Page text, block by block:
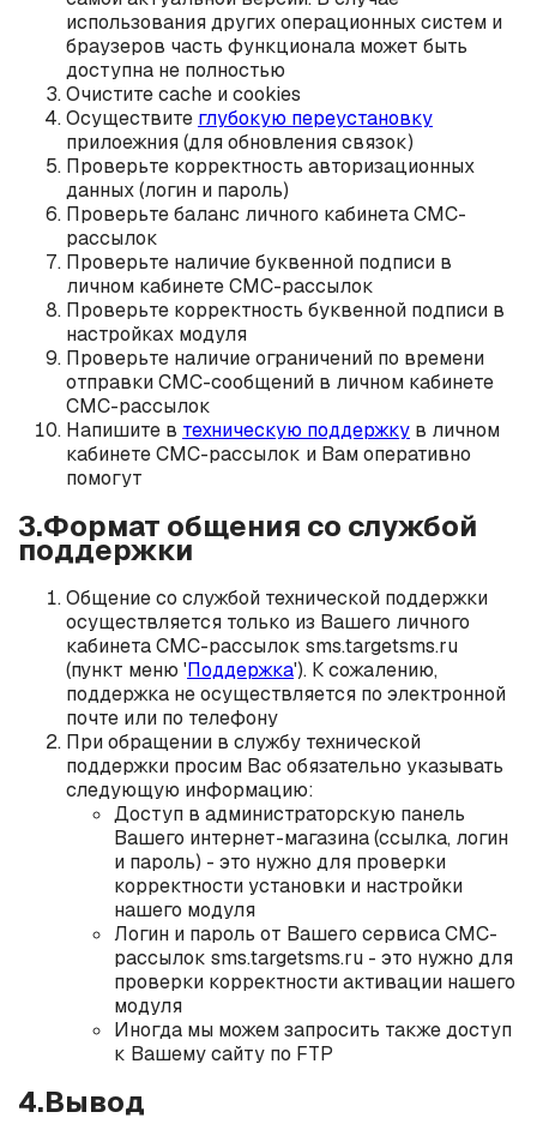
использования других операционных систем и
браузеров часть функционала может быть
доступна не полностью
Очистите cache и cookies
Осуществите глубокую переустановку
прилоежния (для обновления связок)
Проверьте корректность авторизационных
данных (логин и пароль)
Проверьте баланс личного кабинета СМС-
рассылок
Проверьте наличие буквенной подписи в
личном кабинете СМС-рассылок
Проверьте корректность буквенной подписи в
настройках модуля
Проверьте наличие ограничений по времени
отправки СМС-сообщений в личном кабинете
СМС-рассылок
Напишите в техническую поддержку в личном
кабинете СМС-рассылок и Вам оперативно
помогут
3.Формат общения со службой
поддержки
Общение со службой технической поддержки
осуществляется только из Вашего личного
кабинета СМС-рассылок sms.targetsms.ru
(пункт меню 'Поддержка'). К сожалению,
поддержка не осуществляется по электронной
почте или по телефону
При обращении в службу технической
поддержки просим Вас обязательно указывать
следующую информацию:
Доступ в администраторскую панель
Вашего интернет-магазина (ссылка, логин
и пароль) - это нужно для проверки
корректности установки и настройки
нашего модуля
Логин и пароль от Вашего сервиса СМС-
рассылок sms.targetsms.ru - это нужно для
проверки корректности активации нашего
модуля
Иногда мы можем запросить также доступ
к Вашему сайту по FTP
4.Вывод